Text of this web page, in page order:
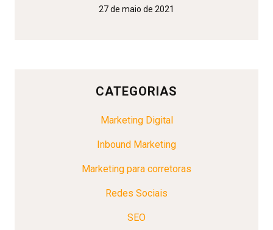
27 de maio de 2021
CATEGORIAS
Marketing Digital
Inbound Marketing
Marketing para corretoras
Redes Sociais
SEO